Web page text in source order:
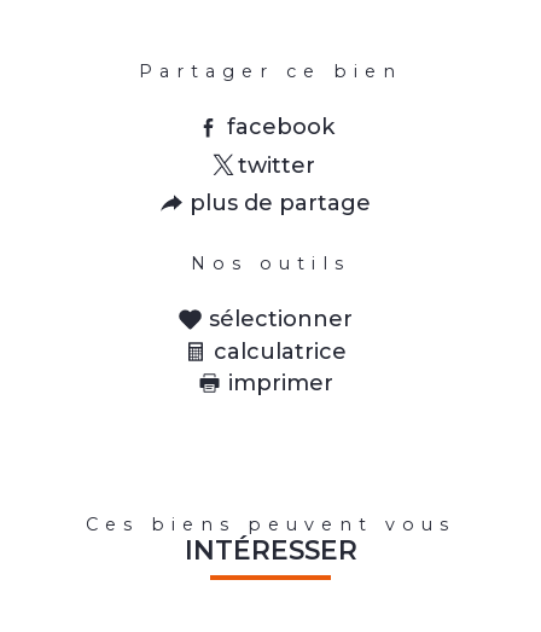
Partager ce bien
facebook
twitter
plus de partage
Nos outils
sélectionner
calculatrice
imprimer
Ces biens peuvent vous
INTÉRESSER